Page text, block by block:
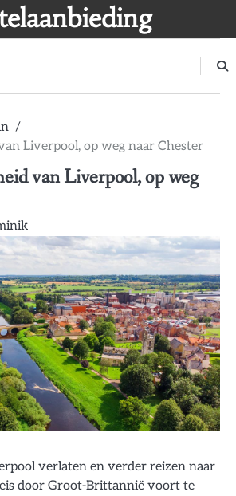
Liverpool, op weg naar Chester
van Liverpool, op weg
verlaten en verder reizen naar
door Groot-Brittannië voort te